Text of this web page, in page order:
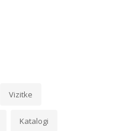
Vizitke
Katalogi